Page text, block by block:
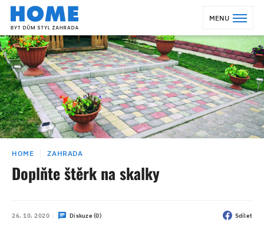
MENU
HOME ZAHRADA
Doplňte štěrk na skalky
26. 10. 2020 Diskuze (0) Sdílet